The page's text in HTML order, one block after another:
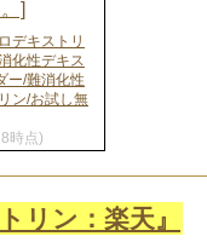
デキストリ
化性デキス
ー/難消化性
ン/お試し無
時点)
リン：楽天』